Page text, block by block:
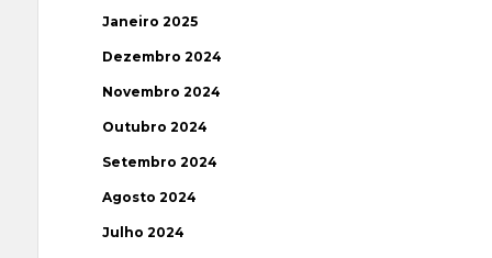
Janeiro 2025
Dezembro 2024
Novembro 2024
Outubro 2024
Setembro 2024
Agosto 2024
Julho 2024